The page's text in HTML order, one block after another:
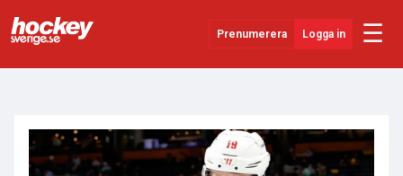
Prenumerera Logga in ☰
SHL